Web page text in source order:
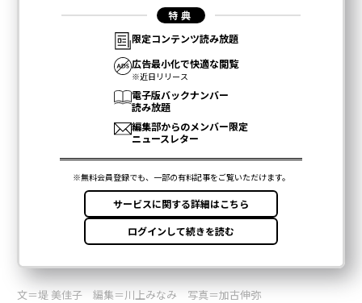
文＝堤 美佳子 編集＝川上みなみ 写真＝加古伸弥